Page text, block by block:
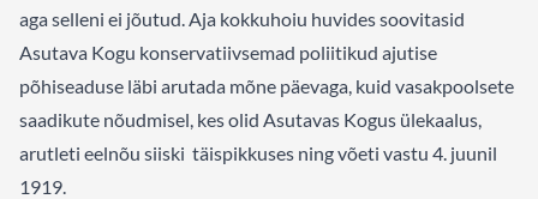
aga selleni ei jõutud. Aja kokkuhoiu huvides soovitasid
Asutava Kogu konservatiivsemad poliitikud ajutise
põhiseaduse läbi arutada mõne päevaga, kuid vasakpoolsete
saadikute nõudmisel, kes olid Asutavas Kogus ülekaalus,
arutleti eelnõu siiski täispikkuses ning võeti vastu 4. juunil
1919.